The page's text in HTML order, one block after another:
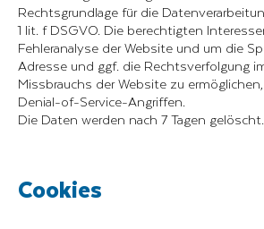
Rechtsgrundlage für die
1 lit. f DSGVO. Die berechtigten
Fehleranalyse der Website und um die
Adresse und ggf. die Rechtsverfolgung
Missbrauchs der Website zu
Denial-of-Service-Angriffen.
Die Daten werden nach 7 Tagen gelöscht.
Cookies